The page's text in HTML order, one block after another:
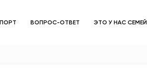
ВОПРОС-ОТВЕТ ЭТО У НАС